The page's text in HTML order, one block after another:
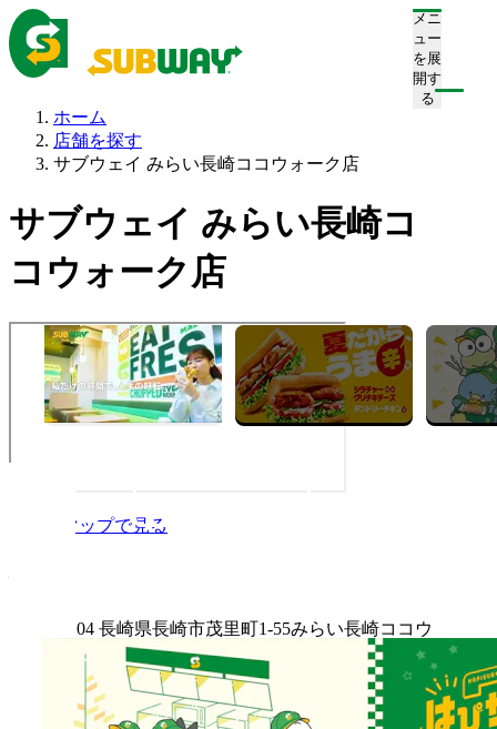
メニ
ュー
を展
開す
る
ホーム
店舗を探す
サブウェイ みらい長崎ココウォーク店
サブウェイ みらい長崎コ
コウォーク店
Googleマップで見る
〒852-8104 長崎県長崎市茂里町1-55みらい長崎ココウ
電話番号